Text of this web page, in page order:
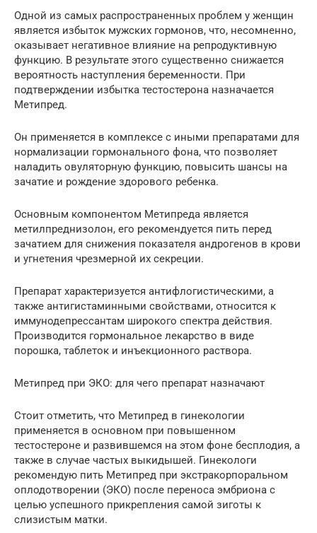
Одной из самых распространенных проблем у женщин
является избыток мужских гормонов, что, несомненно,
оказывает негативное влияние на репродуктивную
функцию. В результате этого существенно снижается
вероятность наступления беременности. При
подтверждении избытка тестостерона назначается
Метипред.
Он применяется в комплексе с иными препаратами для
нормализации гормонального фона, что позволяет
наладить овуляторную функцию, повысить шансы на
зачатие и рождение здорового ребенка.
Основным компонентом Метипреда является
метилпреднизолон, его рекомендуется пить перед
зачатием для снижения показателя андрогенов в крови
и угнетения чрезмерной их секреции.
Препарат характеризуется антифлогистическими, а
также антигистаминными свойствами, относится к
иммунодепрессантам широкого спектра действия.
Производится гормональное лекарство в виде
порошка, таблеток и инъекционного раствора.
Метипред при ЭКО: для чего препарат назначают
Стоит отметить, что Метипред в гинекологии
применяется в основном при повышенном
тестостероне и развившемся на этом фоне бесплодия, а
также в случае частых выкидышей. Гинекологи
рекомендую пить Метипред при экстракорпоральном
оплодотворении (ЭКО) после переноса эмбриона с
целью успешного прикрепления самой зиготы к
слизистым матки.